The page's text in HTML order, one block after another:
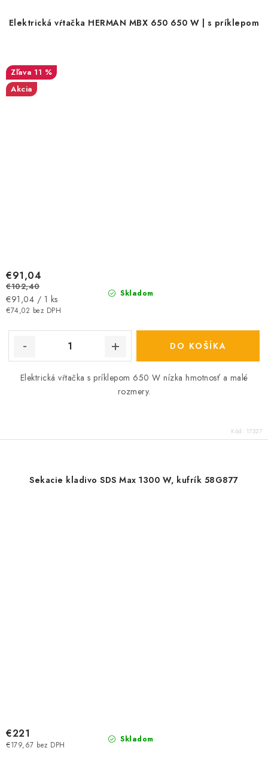
Elektrická vŕtačka HERMAN MBX 650 650 W | s príklepom
11 %
Akcia
Skladom
€74,02 bez DPH
€91,04
€102,40
Jednotková
cena:
€91,04 / 1 ks
DO KOŠÍKA
Elektrická vŕtačka s príklepom 650 W nízka hmotnosť a malé
rozmery.
Kód: 17527
Sekacie kladivo SDS Max 1300 W, kufrík 58G877
Skladom
€179,67 bez DPH
€221